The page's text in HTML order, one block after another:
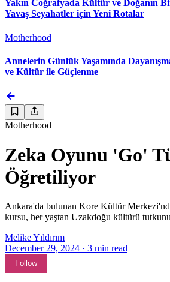
Yakın Coğrafyada Kültür ve Doğanın
Yavaş Seyahatler için Yeni Rotalar
Motherhood
Annelerin Günlük Yaşamında
ve Kültür ile Güçlenme
Motherhood
Zeka Oyunu 'Go'
Öğretiliyor
Ankara'da bulunan Kore Kültür
kursu, her yaştan Uzakdoğu kültürü
Melike Yıldırım
December 29, 2024 · 3 min read
Follow